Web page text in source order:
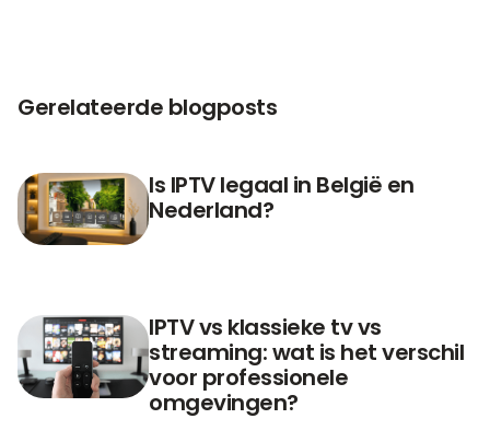
Gerelateerde blogposts
Is IPTV legaal in België en
Nederland?
IPTV vs klassieke tv vs
streaming: wat is het verschil
voor professionele
omgevingen?